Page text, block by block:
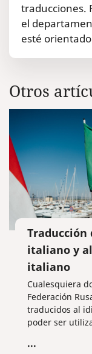
traducciones.
el
esté
Otros
Traducción
italiano y
italiano
Cualesquiera
Federación
traducidos al
poder ser
experiencia de
...